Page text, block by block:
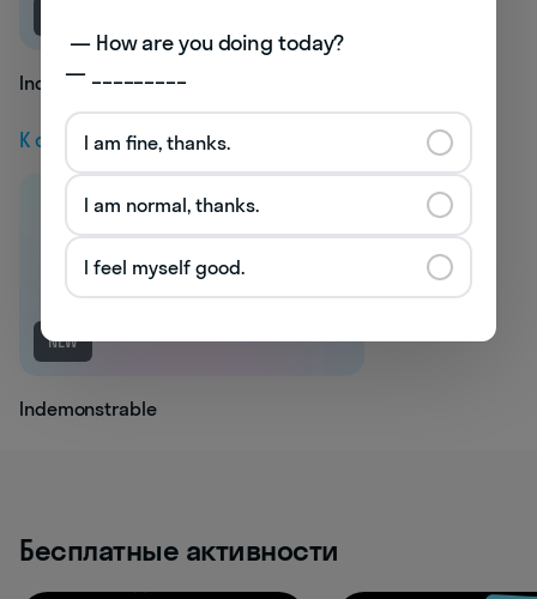
Indemnitee
К следующей статье
NEW
Indemonstrable
Бесплатные активности
— _________
I am fine, thanks.
I am normal, thanks.
I feel myself good.